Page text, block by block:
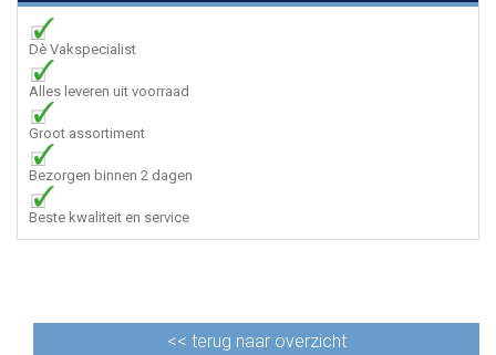
Dè Vakspecialist
Alles leveren uit voorraad
Groot assortiment
Bezorgen binnen 2 dagen
Beste kwaliteit en service
<< terug naar overzicht